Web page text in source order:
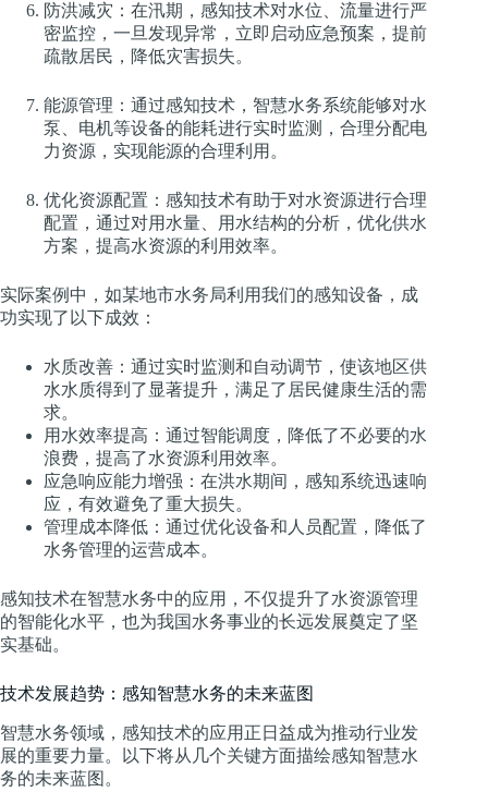
防洪减灾：在汛期，感知技术对水位、流量进行严
密监控，一旦发现异常，立即启动应急预案，提前
疏散居民，降低灾害损失。
能源管理：通过感知技术，智慧水务系统能够对水
泵、电机等设备的能耗进行实时监测，合理分配电
力资源，实现能源的合理利用。
优化资源配置：感知技术有助于对水资源进行合理
配置，通过对用水量、用水结构的分析，优化供水
方案，提高水资源的利用效率。
实际案例中，如某地市水务局利用我们的感知设备，成
功实现了以下成效：
水质改善：通过实时监测和自动调节，使该地区供
水水质得到了显著提升，满足了居民健康生活的需
求。
用水效率提高：通过智能调度，降低了不必要的水
浪费，提高了水资源利用效率。
应急响应能力增强：在洪水期间，感知系统迅速响
应，有效避免了重大损失。
管理成本降低：通过优化设备和人员配置，降低了
水务管理的运营成本。
感知技术在智慧水务中的应用，不仅提升了水资源管理
的智能化水平，也为我国水务事业的长远发展奠定了坚
实基础。
技术发展趋势：感知智慧水务的未来蓝图
智慧水务领域，感知技术的应用正日益成为推动行业发
展的重要力量。以下将从几个关键方面描绘感知智慧水
务的未来蓝图。